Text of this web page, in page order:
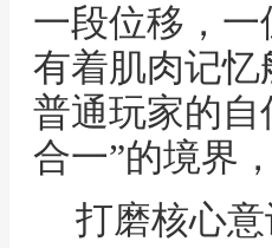
一段位移，
有着肌肉记
普通玩家的
合一”的境界
打磨核心